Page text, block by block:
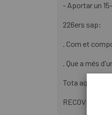
- Aportar un
226ers sap:
. Com et
. Que a més
Tota aquesta
RECOVERY